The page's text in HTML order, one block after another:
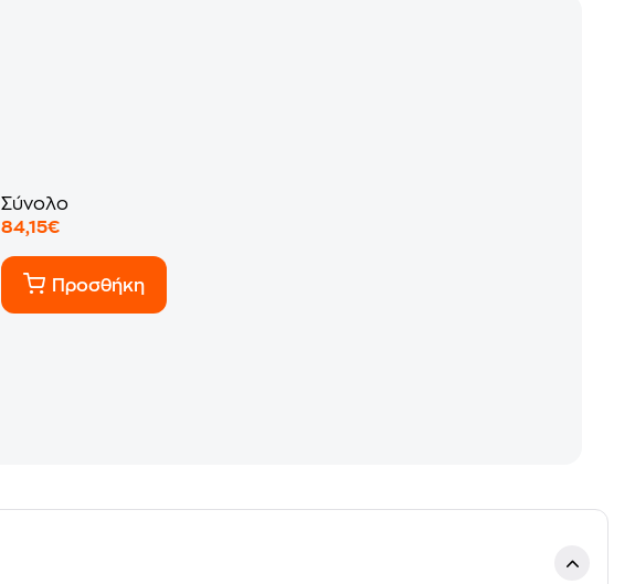
Σύνολο
84,15€
Προσθήκη